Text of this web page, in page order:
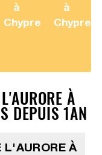
à
Chypre
à
Chypre
À
DEPUIS 1AN
L'AURORE À